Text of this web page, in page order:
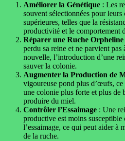
Améliorer la Génétique : Les
souvent sélectionnées pour leurs
supérieures, telles que la
productivité et le comportement
Réparer une Ruche Orpheline
perdu sa reine et ne parvient pas
nouvelle, l’introduction d’une
sauver la colonie.
Augmenter la Production de
vigoureuse pond plus d’œufs,
une colonie plus forte et plus de
produire du miel.
Contrôler l’Essaimage : Une
productive est moins susceptible
l’essaimage, ce qui peut aider à
de la ruche.